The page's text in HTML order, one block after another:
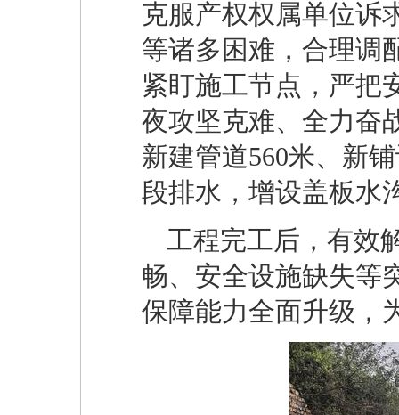
克服产权权属单位诉
等诸多困难，合理调
紧盯施工节点，严把
夜攻坚克难、全力奋
新建管道560米、新
段排水，增设盖板水
工程完工后，有效
畅、安全设施缺失等
保障能力全面升级，